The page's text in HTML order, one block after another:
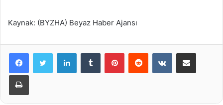
Kaynak: (BYZHA) Beyaz Haber Ajansı
LinkedInTumblr PinterestReddit VKontakteE-Posta ile paylaş
Yazdır